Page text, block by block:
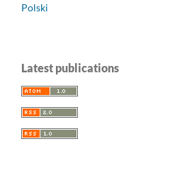
Polski
Latest publications